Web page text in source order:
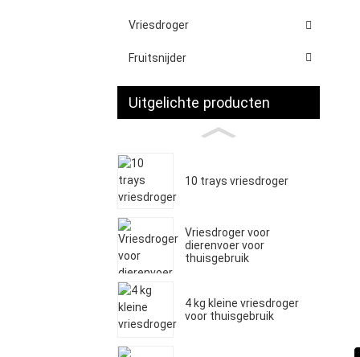
Vriesdroger
Fruitsnijder
Uitgelichte producten
10 trays vriesdroger
Vriesdroger voor
dierenvoer voor
thuisgebruik
4 kg kleine vriesdroger
voor thuisgebruik